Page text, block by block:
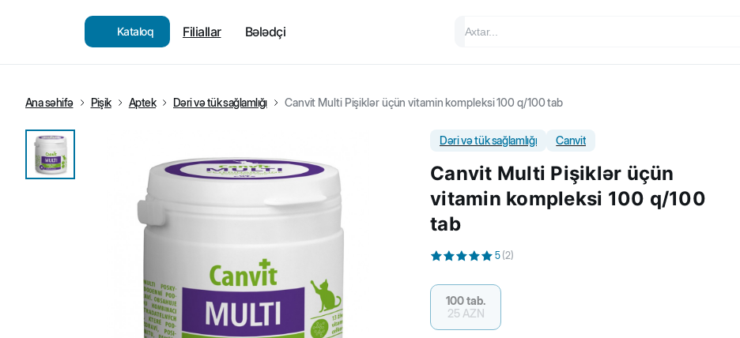
Kataloq Filiallar Bələdçi
Ana səhifə Pişik Aptek Dəri və tük sağlamlığı Canvit Multi Pişiklər üçün vitamin kompleksi 100 q/100 tab
Dəri və tük sağlamlığı Canvit
Canvit Multi Pişiklər üçün
vitamin kompleksi 100 q/100
tab
5 (2)
100 tab.
25 AZN